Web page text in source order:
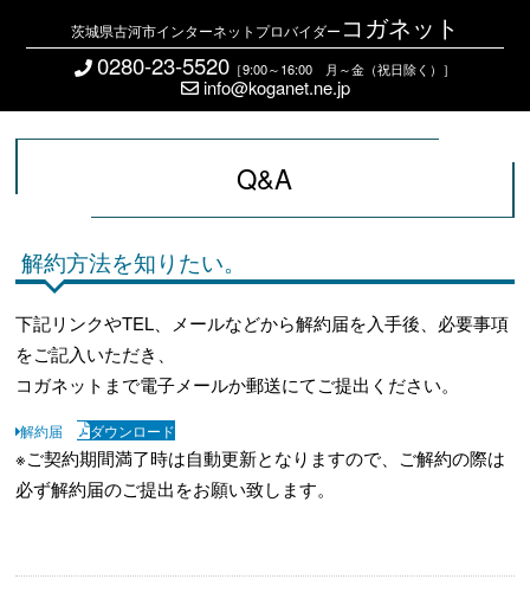
茨城県古河市インターネットプロバイダー コガネット
0280-23-5520 ［9:00～16:00 月～金（祝日除く）］
info@koganet.ne.jp
Q&A
解約方法を知りたい。
下記リンクやTEL、メールなどから解約届を入手後、必要事項
をご記入いただき、
コガネットまで電子メールか郵送にてご提出ください。
解約届 ダウンロード
※ご契約期間満了時は自動更新となりますので、ご解約の際は
必ず解約届のご提出をお願い致します。